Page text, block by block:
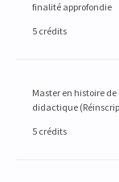
finalité approfondie
5 crédits
Master en histoire
didactique
5 crédits